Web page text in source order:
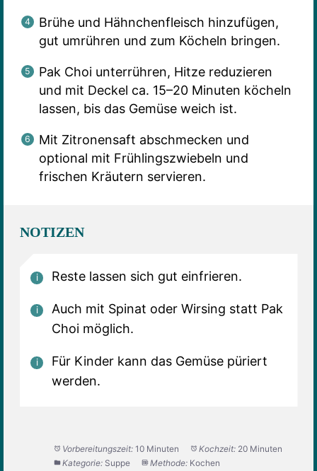
Brühe und Hähnchenfleisch hinzufügen,
gut umrühren und zum Köcheln bringen.
Pak Choi unterrühren, Hitze reduzieren
und mit Deckel ca. 15–20 Minuten köcheln
lassen, bis das Gemüse weich ist.
Mit Zitronensaft abschmecken und
optional mit Frühlingszwiebeln und
frischen Kräutern servieren.
NOTIZEN
Reste lassen sich gut einfrieren.
Auch mit Spinat oder Wirsing statt Pak
Choi möglich.
Für Kinder kann das Gemüse püriert
werden.
Vorbereitungszeit: 10 Minuten Kochzeit: 20 Minuten
Kategorie: Suppe Methode: Kochen